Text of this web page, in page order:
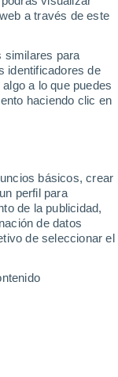
a través de este
similares para
identificadores de
a lo que puedes
haciendo clic en
básicos, crear
perfil para
de la publicidad,
de datos
de seleccionar el
0 cm
-